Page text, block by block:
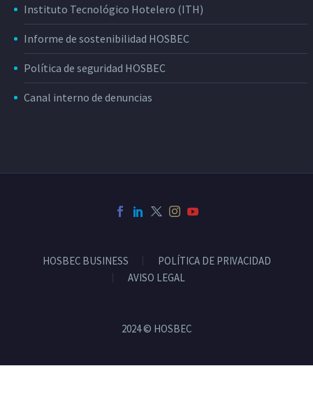
Instituto Tecnológico Hotelero (ITH)
Informe de sostenibilidad HOSBEC
Política de seguridad HOSBEC
Canal interno de denuncias
HOSBEC BUSINESS
POLÍTICA DE PRIVACIDAD
AVISO LEGAL
2024 © HOSBEC